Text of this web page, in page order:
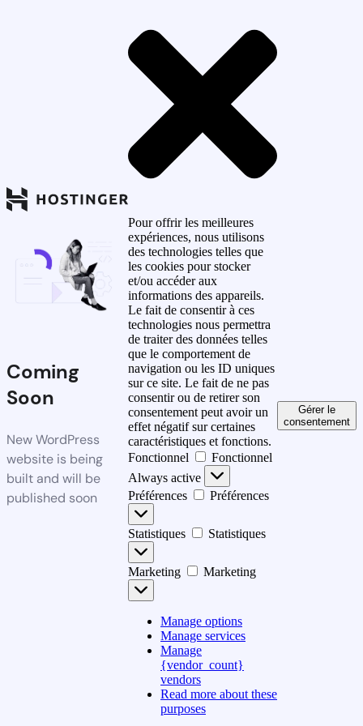
Coming
Soon
New WordPress
website is being
built and will be
published soon
Pour offrir les meilleures
expériences, nous utilisons
des technologies telles que
les cookies pour stocker
et/ou accéder aux
informations des appareils.
Le fait de consentir à ces
technologies nous permettra
de traiter des données telles
que le comportement de
navigation ou les ID uniques
sur ce site. Le fait de ne pas
consentir ou de retirer son
consentement peut avoir un
effet négatif sur certaines
caractéristiques et fonctions.
Fonctionnel
Fonctionnel
Always active
Préférences
Préférences
Statistiques Statistiques
Marketing Marketing
Manage options
Manage services
Manage
{vendor_count}
vendors
Read more about these
purposes
Gérer le
consentement